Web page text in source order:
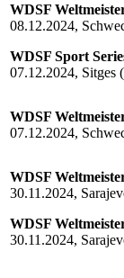
WDSF
08.12.2024,
WDSF Sport
07.12.2024, Sitges
WDSF
07.12.2024,
WDSF
30.11.2024,
WDSF
30.11.2024,